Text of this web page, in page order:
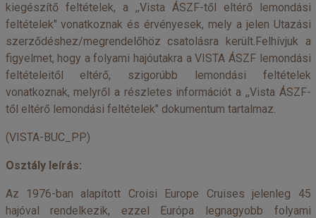
kiegészítő feltételek, a ,,Vista ÁSZF-től eltérő lemondási
feltételek" vonatkoznak és érvényesek, mely a jelen Utazási
szerződéshez/megrendelőhöz csatolásra került.Felhívjuk a
figyelmet, hogy a folyami hajóutakra a VISTA ÁSZF lemondási
feltételeitől eltérő, szigorúbb lemondási feltételek
vonatkoznak, melyről a részletes információt a ,,Vista ÁSZF-
től eltérő lemondási feltételek" dokumentum tartalmaz.
(VISTA-BUC_PP)
Osztály leírás:
Az 1976-ban alapított Croisi Europe Cruises jelenleg 45
hajóval rendelkezik, ezzel Európa legnagyobb folyami